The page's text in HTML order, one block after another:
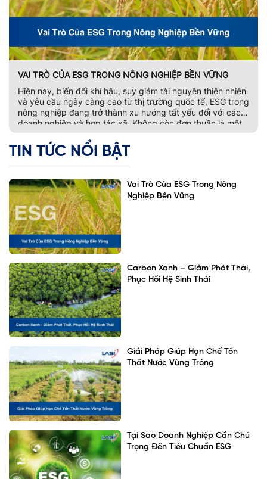
VAI TRÒ CỦA ESG TRONG NÔNG NGHIỆP BỀN VỮNG
Hiện nay, biến đổi khí hậu, suy giảm tài nguyên thiên nhiên
và yêu cầu ngày càng cao từ thị trường quốc tế, ESG trong
nông nghiệp đang trở thành xu hướng tất yếu đối với các
doanh nghiệp và hợp tác xã. Không còn đơn thuần là một
bộ tiêu chí đánh giá phát […]
TIN TỨC NỔI BẬT
Vai Trò Của ESG Trong Nông
Nghiệp Bền Vững
Carbon Xanh – Giảm Phát Thải,
Phục Hồi Hệ Sinh Thái
Giải Pháp Giúp Hạn Chế Tổn
Thất Nước Vùng Trồng
Tại Sao Doanh Nghiệp Cần Chú
Trọng Đến Tiêu Chuẩn ESG